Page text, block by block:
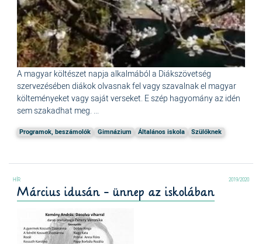
A magyar költészet napja alkalmából a Diákszövetség
szervezésében diákok olvasnak fel vagy szavalnak el magyar
költeményeket vagy saját verseket. E szép hagyomány az idén
sem szakadhat meg. ...
Programok, beszámolók Gimnázium Általános iskola Szülőknek
2019/2020
Március idusán - ünnep az iskolában